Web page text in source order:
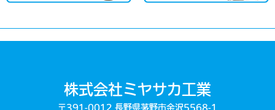
株式会社ミヤサカ工業
〒391-0012 長野県茅野市金沢5568-1